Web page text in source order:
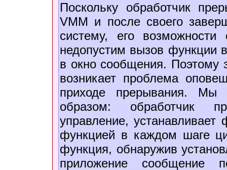
Поскольку обработчик
VMM и после своего
систему, его
недопустим вызов функции
в окно сообщения. Поэтому
возникает проблема
приходе прерывания.
образом: обработчик
управление, устанавливает
функцией в каждом шаге
функция, обнаружив
приложение сообщение